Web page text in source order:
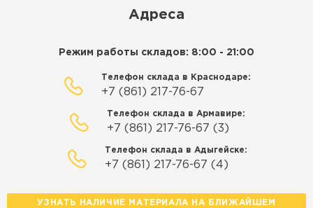
Адреса
Режим работы складов: 8:00 - 21:00
Телефон склада в Краснодаре:
+7 (861) 217-76-67
Телефон склада в Армавире:
+7 (861) 217-76-67 (3)
Телефон склада в Адыгейске:
+7 (861) 217-76-67 (4)
УЗНАТЬ НАЛИЧИЕ МАТЕРИАЛА НА БЛИЖАЙШЕМ